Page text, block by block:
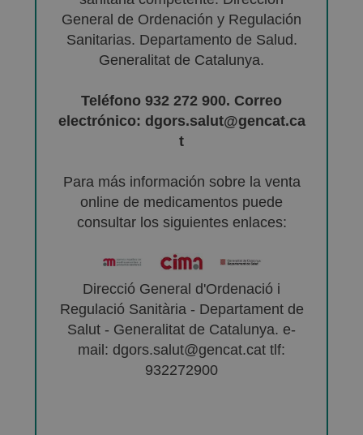
General de Ordenación y Regulación
Sanitarias. Departamento de Salud.
Generalitat de Catalunya.
Teléfono 932 272 900. Correo
electrónico: dgors.salut@gencat.ca
t
Para más información sobre la venta
online de medicamentos puede
consultar los siguientes enlaces:
Direcció General d'Ordenació i
Regulació Sanitària - Departament de
Salut - Generalitat de Catalunya. e-
mail: dgors.salut@gencat.cat tlf:
932272900